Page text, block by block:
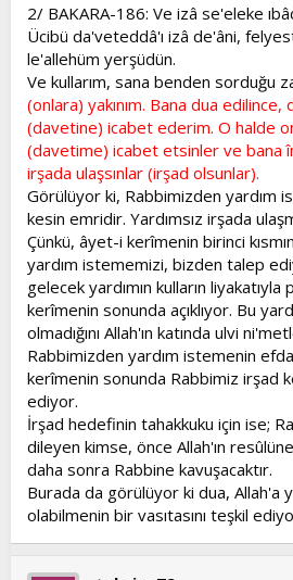
2/ BAKARA-186: Ve izâ se'eleke
Ücibü da'veteddâ'ı izâ de'âni,
le'allehüm yerşüdün.
Ve kullarım, sana benden sorduğu
(onlara) yakınım. Bana dua edilince,
(davetine) icabet ederim. O halde
(davetime) icabet etsinler ve bana
irşada ulaşsınlar (irşad olsunlar).
Görülüyor ki, Rabbimizden yardım
kesin emridir. Yardımsız irşada
Çünkü, âyet-i kerîmenin birinci
yardım istememizi, bizden talep
gelecek yardımın kulların liyakatıyla
kerîmenin sonunda açıklıyor. Bu
olmadığını Allah'ın katında ulvi
Rabbimizden yardım istemenin
kerîmenin sonunda Rabbimiz irşad
ediyor.
İrşad hedefinin tahakkuku için ise;
dileyen kimse, önce Allah'ın
daha sonra Rabbine kavuşacaktır.
Burada da görülüyor ki dua, Allah'a
olabilmenin bir vasıtasını teşkil